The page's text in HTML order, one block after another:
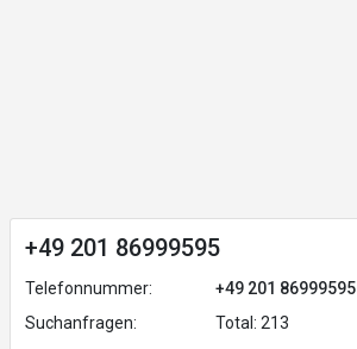
+49 201 86999595
Telefonnummer:
+49 201 86999595
Suchanfragen:
Total: 213